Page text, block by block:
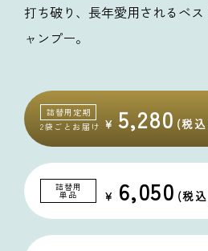
打ち破り、長年愛用されるベ
ャンプー。
詰替用定期
2袋ごとお届け
5,280
詰替用
単品 6,050